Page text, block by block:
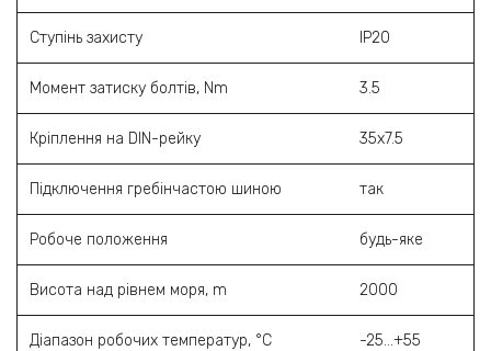
Ступінь захисту ІР20
Момент затиску болтів, Nm 3.5
Кріплення на DIN-рейку 35х7.5
Підключення гребінчастою шиною так
Робоче положення будь-яке
Висота над рівнем моря, m 2000
Діапазон робочих температур, °C -25…+55